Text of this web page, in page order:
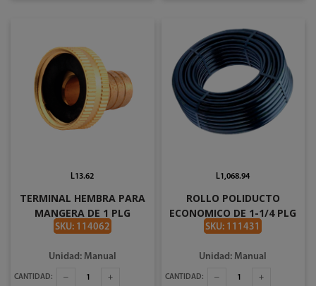
TERMINAL HEMBRA PARA
MANGERA DE 1 PLG
TOOLCRAFT TC0860
SKU: 114062
L13.62
Unidad: Manual
CANTIDAD:
ROLLO POLIDUCTO
ECONOMICO DE 1-1/4 PLG
DE 55 YDS
SKU: 111431
L1,068.94
Unidad: Manual
CANTIDAD: